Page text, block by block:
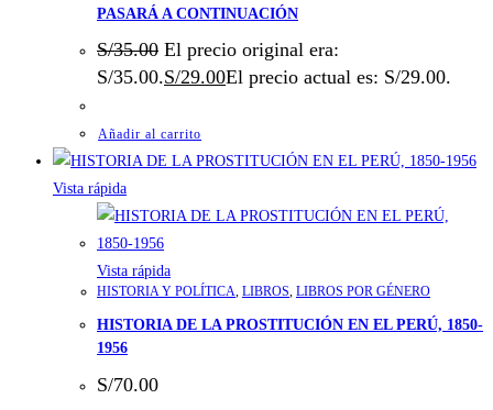
PASARÁ A CONTINUACIÓN
S/35.00 El precio original era:
S/35.00.S/29.00El precio actual es: S/29.00.
Añadir al carrito
Vista rápida
Vista rápida
HISTORIA Y POLÍTICA, LIBROS, LIBROS POR GÉNERO
HISTORIA DE LA PROSTITUCIÓN EN EL PERÚ, 1850-
1956
S/70.00